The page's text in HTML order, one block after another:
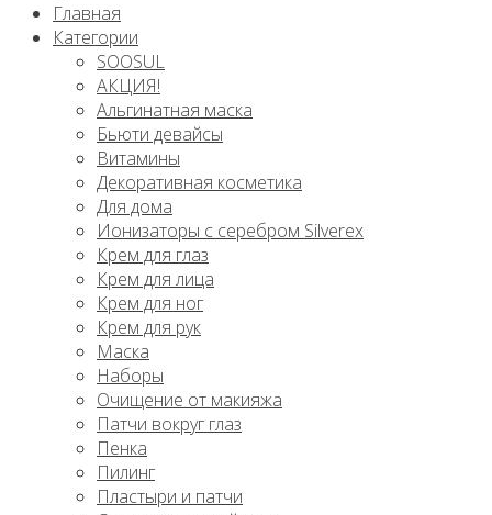
Главная
Категории
SOOSUL
АКЦИЯ!
Альгинатная маска
Бьюти девайсы
Витамины
Декоративная косметика
Для дома
Ионизаторы с серебром Silverex
Крем для глаз
Крем для лица
Крем для ног
Крем для рук
Маска
Наборы
Очищение от макияжа
Патчи вокруг глаз
Пенка
Пилинг
Пластыри и патчи